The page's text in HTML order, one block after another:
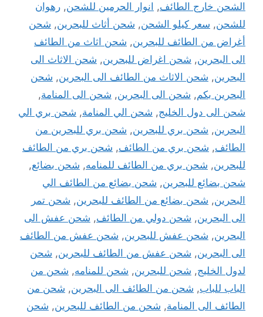
الشحن خارج الطائف, انوار الحرمين للشحن, رهوان
للشحن, سعر كيلو الشحن, شحن أثاث للبحرين, شحن
أغراض من الطائف للبحرين, شحن اثاث من الطائف
الى البحرين, شحن اغراض للبحرين, شحن الاثاث الى
البحرين, شحن الاثاث من الطائف الى البحرين, شحن
البحرين بكم, شحن الى البحرين, شحن الى المنامة,
شحن الى دول الخليج, شحن الي المنامة, شحن بري الي
البحرين, شحن بري للبحرين, شحن بري للبحرين من
الطائف, شحن بري من الطائف, شحن بري من الطائف
للبحرين, شحن بري من الطائف للمنامه, شحن بضائع,
شحن بضائع للبحرين, شحن بضائع من الطائف الي
البحرين, شحن بضائع من الطائف للبحرين, شحن تمر
الى البحرين, شحن دولي من الطائف, شحن عفش الى
البحرين, شحن عفش للبحرين, شحن عفش من الطائف
الى البحرين, شحن عفش من الطائف للبحرين, شحن
لدول الخليج, شحن للبحرين, شحن للمنامه, شحن من
الباب للباب, شحن من الطائف الى البحرين, شحن من
الطائف الى المنامة, شحن من الطائف للبحرين, شحن